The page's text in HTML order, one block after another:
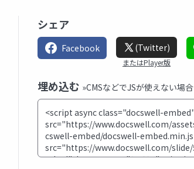
シェア
Facebook (Twitter)
またはPlayer版
埋め込む »CMSなどでJSが使えない場合